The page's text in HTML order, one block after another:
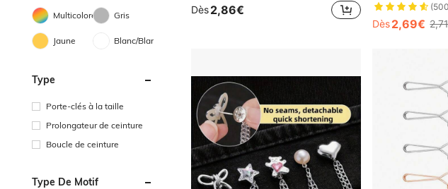
Multicolore Gris
Jaune Blanc/Blanche
Type
Porte-clés à la taille
Prolongateur de ceinture
Boucle de ceinture
Type De Motif
Dès2,86€
Dès2,69€